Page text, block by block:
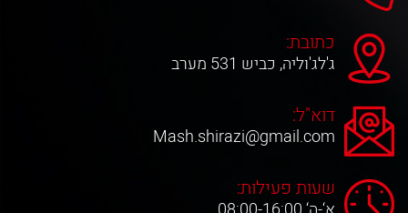
כתובת:
ג'לג'וליה, כביש 531 מערב
דוא"ל:
Mash.shirazi@gmail.com
שעות פעילות: